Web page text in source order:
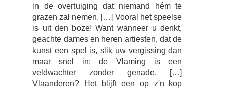
in de overtuiging dat niemand hém te
grazen zal nemen. […] Vooral het speelse
is uit den boze! Want wanneer u denkt,
geachte dames en heren artiesten, dat de
kunst een spel is, slik uw vergissing dan
maar snel in: de Vlaming is een
veldwachter zonder genade. […]
Vlaanderen? Het blijft een op z'n kop